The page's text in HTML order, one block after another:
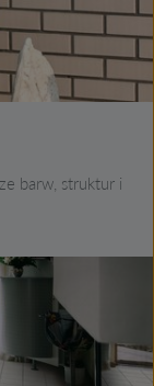
barw, struktur i